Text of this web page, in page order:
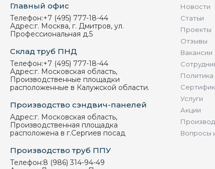
Главный офис
Телефон:+7 (495) 777-18-44
Адрес:г. Москва, г. Дмитров, ул.
Профессиональная д.5
Склад труб ПНД
Телефон:+7 (495) 777-18-44
Адрес:г. Московская область,
Производственные площадки
расположенные в Калужской области.
Производство сэндвич-панелей
Адрес:г. Московская область,
Производственная площадка
расположена в г.Сергиев посад
Производство труб ППУ
Телефон:8 (986) 314-94-49
Новости
Статьи
Проекты
Отзывы
Вакансии
Услуги
Акции
Вопросы